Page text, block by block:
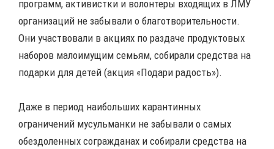
программ, активистки и волонтеры входящих в ЛМУ
организаций не забывали о благотворительности.
Они участвовали в акциях по раздаче продуктовых
наборов малоимущим семьям, собирали средства на
подарки для детей (акция «Подари радость»).
Даже в период наибольших карантинных
ограничений мусульманки не забывали о самых
обездоленных согражданах и собирали средства на